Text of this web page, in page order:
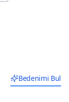
Bedenimi Bul